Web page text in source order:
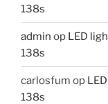
138s
admin op LED
138s
carlosfum op
138s